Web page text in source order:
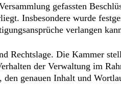
gefassten
Insbesondere wurde
verlangen
Rechtslage. Die Kammer
der Verwaltung im
genauen Inhalt und